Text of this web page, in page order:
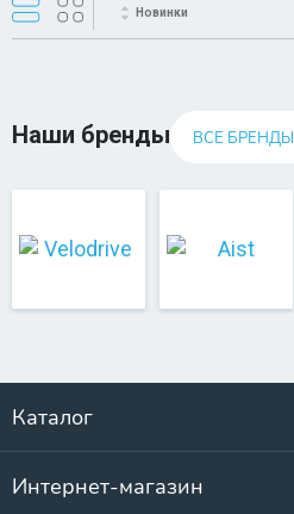
Новинки
Наши бренды ВСЕ БРЕНДЫ
Каталог
Интернет-магазин